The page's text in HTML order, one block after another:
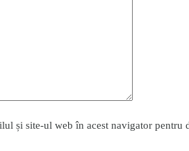
și site-ul web în acest navigator pentru